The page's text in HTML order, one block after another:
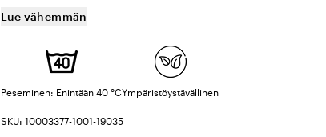
Lue vähemmän
Peseminen: Enintään 40 °CYmpäristöystävällinen
SKU: 10003377-1001-19035